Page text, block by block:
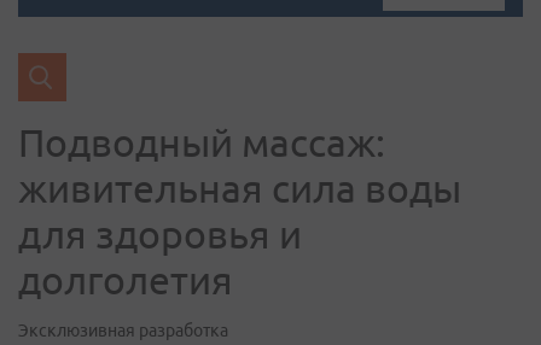
Подводный массаж:
живительная сила воды
для здоровья и
долголетия
Эксклюзивная разработка